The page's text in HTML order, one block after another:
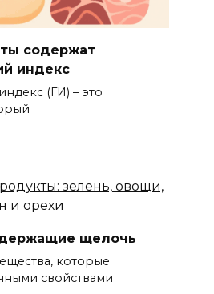
содержат
индекс
(ГИ) – это
щелочь
которые
свойствами